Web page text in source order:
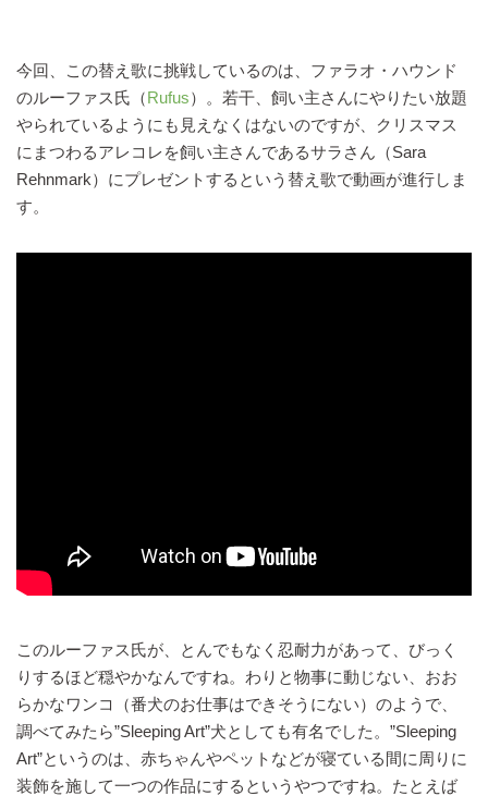
今回、この替え歌に挑戦しているのは、ファラオ・ハウンド
のルーファス氏（Rufus）。若干、飼い主さんにやりたい放題
やられているようにも見えなくはないのですが、クリスマス
にまつわるアレコレを飼い主さんであるサラさん（Sara
Rehnmark）にプレゼントするという替え歌で動画が進行しま
す。
このルーファス氏が、とんでもなく忍耐力があって、びっく
りするほど穏やかなんですね。わりと物事に動じない、おお
らかなワンコ（番犬のお仕事はできそうにない）のようで、
調べてみたら”Sleeping Art”犬としても有名でした。”Sleeping
Art”というのは、赤ちゃんやペットなどが寝ている間に周りに
装飾を施して一つの作品にするというやつですね。たとえば